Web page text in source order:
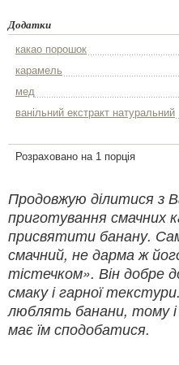
Додатки
какао порошок
карамель
мед
ванільний екстракт натуральний
Розраховано на 1 порція
Продовжую ділитися з
приготування смачних
присвятити банану.
смачний, не дарма ж
тістечком». Він добре
смаку і гарної
люблять банани, тому
має їм сподобатися.